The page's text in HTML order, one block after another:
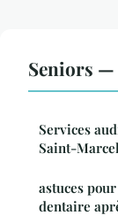
Seniors —
Services
Saint-Marcel
astuces
dentaire